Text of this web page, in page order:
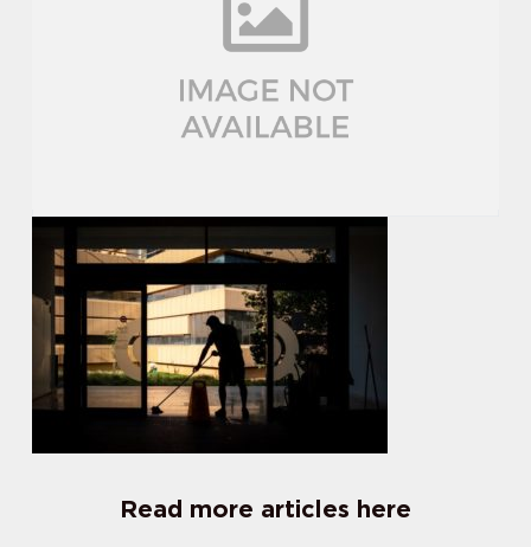
Read more articles here